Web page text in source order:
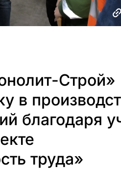
Строй»
в
благодаря
труда»